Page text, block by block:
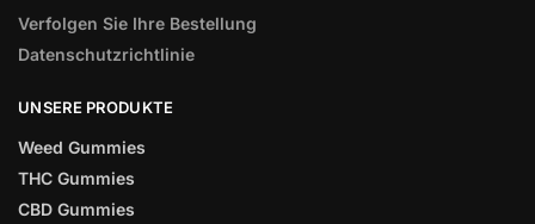
Verfolgen Sie Ihre Bestellung
Datenschutzrichtlinie
UNSERE PRODUKTE
Weed Gummies
THC Gummies
CBD Gummies